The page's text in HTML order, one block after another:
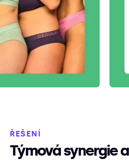
ŘEŠENÍ
Týmová synergie a